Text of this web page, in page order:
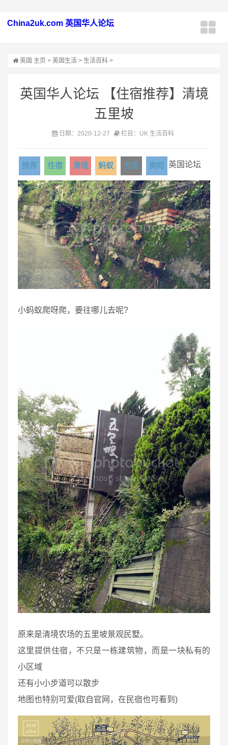
China2uk.com 英国华人论坛
英国 主页 > 英国生活 > 生活百科 >
英国华人论坛 【住宿推荐】清境
五里坡
日期：2020-12-27 栏目：UK 生活百科
推荐 住宿 清境 蚂蚁 五里 爬呀 英国论坛
小蚂蚁爬呀爬，要往哪儿去呢?
原来是清境农场的五里坡景观民墅。
这里提供住宿，不只是一栋建筑物，而是一块私有的
小区域
还有小小步道可以散步
地图也特别可爱(取自官网，在民宿也可看到)